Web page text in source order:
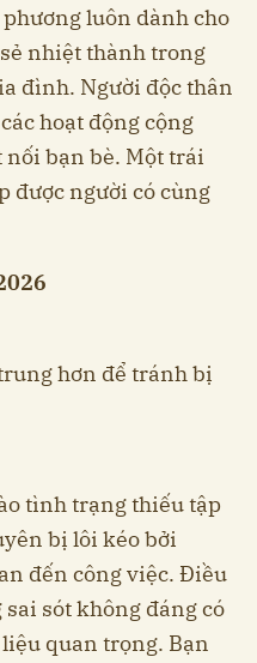
luôn dành cho
nhiệt thành trong
đình. Người độc thân
hoạt động cộng
nối bạn bè. Một trái
được người có cùng
hơn để tránh bị
tình trạng thiếu tập
bị lôi kéo bởi
đến công việc. Điều
sót không đáng có
quan trọng. Bạn